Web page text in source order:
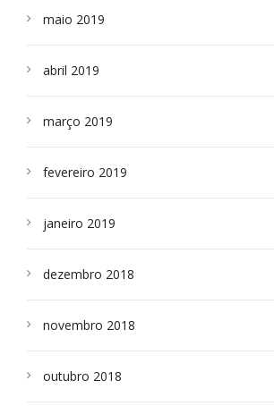
maio 2019
abril 2019
março 2019
fevereiro 2019
janeiro 2019
dezembro 2018
novembro 2018
outubro 2018